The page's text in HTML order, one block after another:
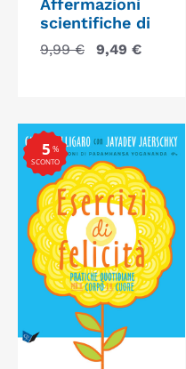
scientifiche di
9,99€ 9,49 €
%
SCONTO
5